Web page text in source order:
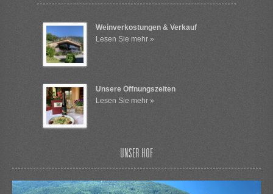
Weinverkostungen & Verkauf
Lesen Sie mehr »
Unsere Öffnungszeiten
Lesen Sie mehr »
UNSER HOF